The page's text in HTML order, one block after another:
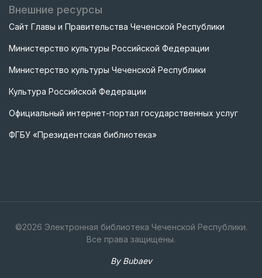
Внешние ресурсы
Сайт Главы и Правительства Чеченской Республики
Министерство культуры Российской Федерации
Министерство культуры Чеченской Республики
Культура Российской Федерации
Официальный интернет-портал государственных услуг
ФГБУ «Президентская библиотека»
©2026 Электронная библиотека Чеченской Республики.
Все права защищены.
By Bubaev